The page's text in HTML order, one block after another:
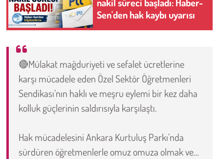
nakil süreci başladı: Haber-
Sen'den hak kaybı uyarısı
🔴Mülakat mağduriyeti ve sefalet ücretlerine
karşı mücadele eden Özel Sektör Öğretmenleri
Sendikası’nın haklı ve meşru eylemi bir kez daha
kolluk güçlerinin saldırısıyla karşılaştı.
Hak mücadelesini Ankara Kurtuluş Parkı’nda
sürdüren öğretmenlerle omuz omuza olmak ve…